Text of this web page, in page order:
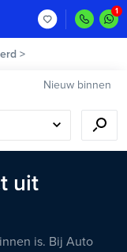
>
Nieuw binnen
uit
is. Bij Auto